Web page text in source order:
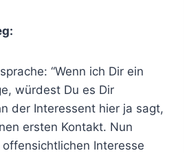
“Wenn ich Dir ein
würdest Du es Dir
der Interessent hier ja sagt,
ersten Kontakt. Nun
Interesse